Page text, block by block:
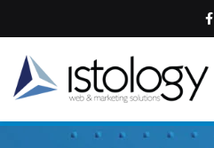
κυρίως
περιεχόμενο